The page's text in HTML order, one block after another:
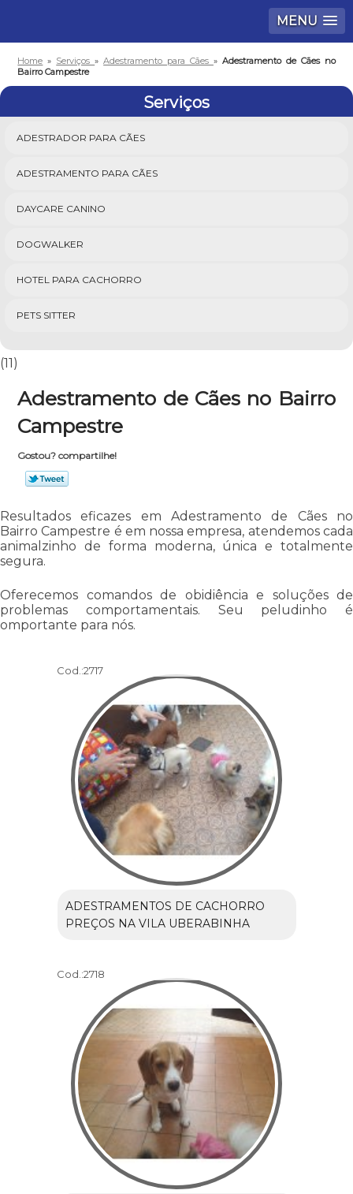
MENU
Home » Serviços»Adestramento para Cães » Adestramento de Cães no
Bairro Campestre
Serviços
ADESTRADOR PARA CÃES
ADESTRAMENTO PARA CÃES
DAYCARE CANINO
DOGWALKER
HOTEL PARA CACHORRO
PETS SITTER
(11)
Adestramento de Cães no Bairro
Campestre
Gostou? compartilhe!
Resultados eficazes em Adestramento de Cães no
Bairro Campestre é em nossa empresa, atendemos cada
animalzinho de forma moderna, única e totalmente
segura.
Oferecemos comandos de obidiência e soluções de
problemas comportamentais. Seu peludinho é
omportante para nós.
Cod.:2717
ADESTRAMENTOS DE CACHORRO
PREÇOS NA VILA UBERABINHA
Cod.:2718